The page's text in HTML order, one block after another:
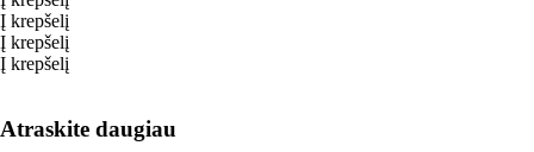
Į krepšelį
Į krepšelį
Į krepšelį
Atraskite daugiau